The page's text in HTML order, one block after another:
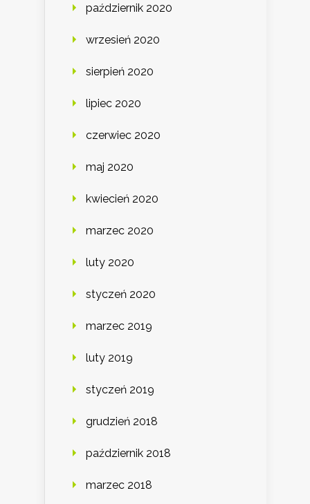
październik 2020
wrzesień 2020
sierpień 2020
lipiec 2020
czerwiec 2020
maj 2020
kwiecień 2020
marzec 2020
luty 2020
styczeń 2020
marzec 2019
luty 2019
styczeń 2019
grudzień 2018
październik 2018
marzec 2018